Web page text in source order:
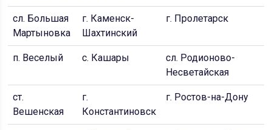
сл. Большая
Мартыновка
г. Каменск-
Шахтинский
г. Пролетарск
п. Веселый с. Кашары
сл. Родионово-
Несветайская
ст.
Вешенская
г.
Константиновск
г. Ростов-на-Дону